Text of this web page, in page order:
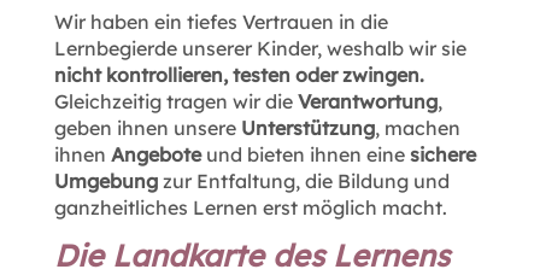
Wir haben ein tiefes Vertrauen in die
Lernbegierde unserer Kinder, weshalb wir sie
nicht kontrollieren, testen oder zwingen.
Gleichzeitig tragen wir die Verantwortung,
geben ihnen unsere Unterstützung, machen
ihnen Angeboteund bieten ihnen eine sichere
Umgebungzur Entfaltung, die Bildung und
ganzheitliches Lernen erst möglich macht.
Die Landkarte des Lernens